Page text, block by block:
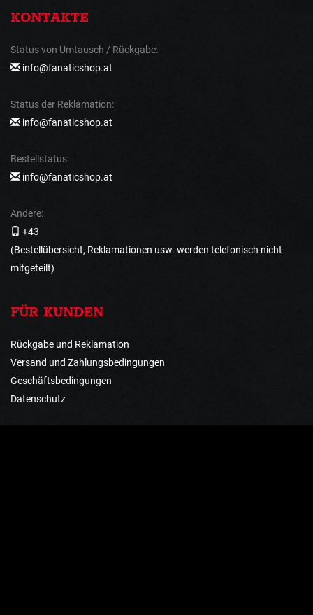
KONTAKTE
Status von Umtausch / Rückgabe:
info@fanaticshop.at
Status der Reklamation:
info@fanaticshop.at
Bestellstatus:
info@fanaticshop.at
Andere:
+43
(Bestellübersicht, Reklamationen usw. werden telefonisch nicht
mitgeteilt)
FÜR KUNDEN
Rückgabe und Reklamation
Versand und Zahlungsbedingungen
Geschäftsbedingungen
Datenschutz